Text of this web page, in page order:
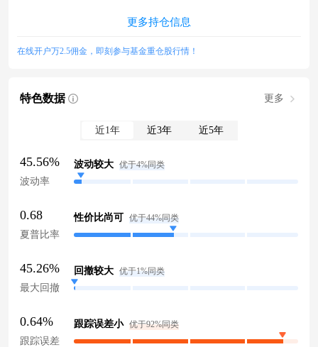
更多持仓信息
在线开户万2.5佣金，即刻参与基金重仓股行情！
特色数据 更多
近1年 近3年 近5年
45.56%
波动率
波动较大 优于4%同类
0.68
夏普比率
性价比尚可 优于44%同类
45.26%
最大回撤
回撤较大 优于1%同类
0.64%
跟踪误差
跟踪误差小 优于92%同类